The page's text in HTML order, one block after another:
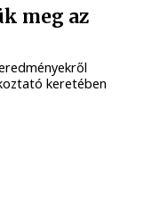
meg az
keretében